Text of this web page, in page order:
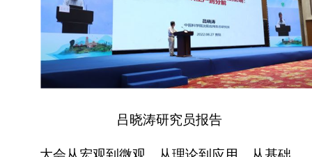
吕晓涛研究员报告